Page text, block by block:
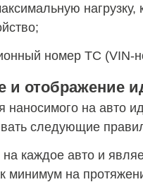
нагрузку,
номер ТС (VIN-
и отображение
на авто
следующие
каждое авто и
минимум на